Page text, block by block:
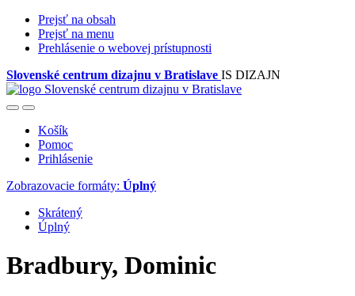
Prejsť na obsah
Prejsť na menu
Prehlásenie o webovej prístupnosti
Slovenské centrum dizajnu v Bratislave IS DIZAJN
Košík
Pomoc
Prihlásenie
Zobrazovacie formáty: Úplný
Skrátený
Úplný
Bradbury, Dominic